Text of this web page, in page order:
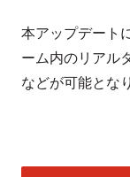
本アップデート
ーム内のリアル
などが可能とな